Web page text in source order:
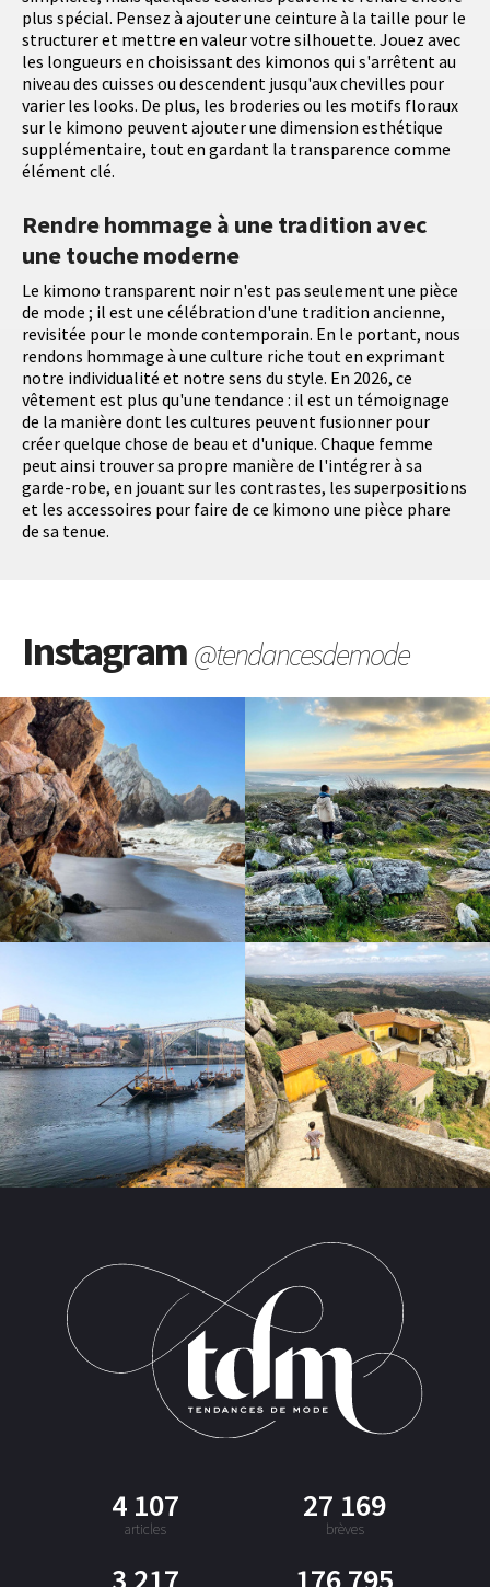
plus spécial. Pensez à ajouter une ceinture à la taille pour le
structurer et mettre en valeur votre silhouette. Jouez avec
les longueurs en choisissant des kimonos qui s'arrêtent au
niveau des cuisses ou descendent jusqu'aux chevilles pour
varier les looks. De plus, les broderies ou les motifs floraux
sur le kimono peuvent ajouter une dimension esthétique
supplémentaire, tout en gardant la transparence comme
élément clé.
Rendre hommage à une tradition avec
une touche moderne
Le kimono transparent noir n'est pas seulement une pièce
de mode ; il est une célébration d'une tradition ancienne,
revisitée pour le monde contemporain. En le portant, nous
rendons hommage à une culture riche tout en exprimant
notre individualité et notre sens du style. En 2026, ce
vêtement est plus qu'une tendance : il est un témoignage
de la manière dont les cultures peuvent fusionner pour
créer quelque chose de beau et d'unique. Chaque femme
peut ainsi trouver sa propre manière de l'intégrer à sa
garde-robe, en jouant sur les contrastes, les superpositions
et les accessoires pour faire de ce kimono une pièce phare
de sa tenue.
Instagram@tendancesdemode
4 107
articles
27 169
brèves